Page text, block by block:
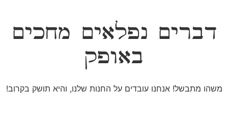
דברים נפלאים מחכים
באופק
משהו מתבשל! אנחנו עובדים על החנות שלנו, והיא תושק בקרוב!